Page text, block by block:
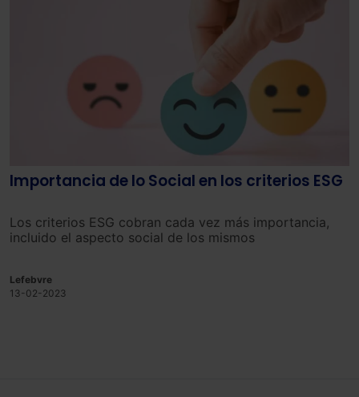
Importancia de lo Social en los criterios ESG
Los criterios ESG cobran cada vez más importancia,
incluido el aspecto social de los mismos
Lefebvre
13-02-2023